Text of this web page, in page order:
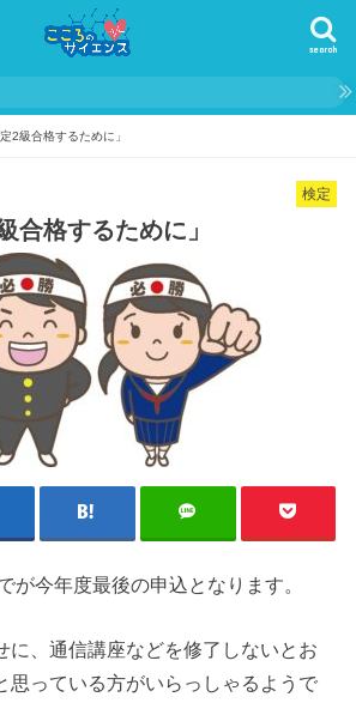
search
2級合格するために」
検定
合格するために」
が今年度最後の申込となります。
に、通信講座などを修了しないとお
思っている方がいらっしゃるようで